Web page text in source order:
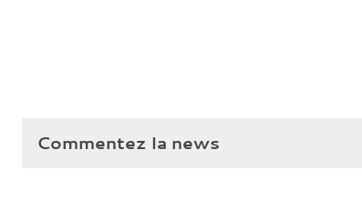
Commentez la news